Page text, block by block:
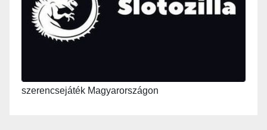
szerencsejáték Magyarországon